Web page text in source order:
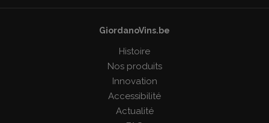
GiordanoVins.be
Histoire
Nos produits
Innovation
Accessibilité
Actualité